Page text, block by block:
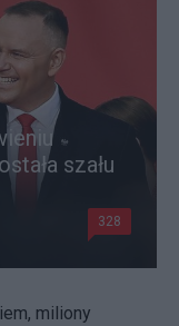
szału
328
miliony